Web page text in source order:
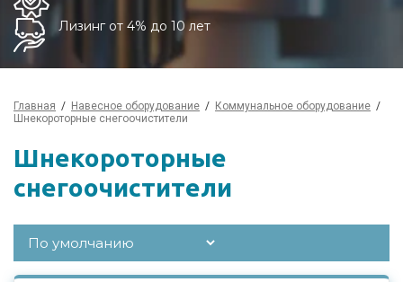
Лизинг от 4% до 10 лет
Главная Навесное оборудование
Коммунальное оборудование
Шнекороторные снегоочистители
Шнекороторные
снегоочистители